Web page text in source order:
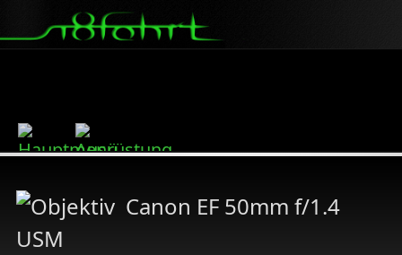
Canon EF 50mm f/1.4
USM